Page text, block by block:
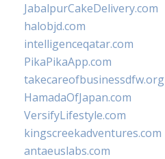
JabalpurCakeDelivery.com
halobjd.com
intelligenceqatar.com
PikaPikaApp.com
takecareofbusinessdfw.org
HamadaOfJapan.com
VersifyLifestyle.com
kingscreekadventures.com
antaeuslabs.com